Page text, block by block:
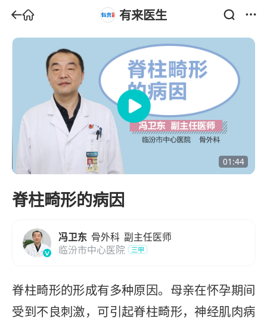
有来医生
01:44
脊柱畸形的病因
冯卫东 骨外科 副主任医师
临汾市中心医院
三甲
脊柱畸形的形成有多种原因。母亲在怀孕期间
受到不良刺激，可引起脊柱畸形，神经肌肉病